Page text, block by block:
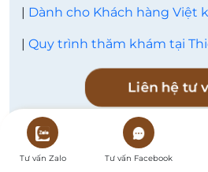
Dành cho Khách hàng Việt
Quy trình thăm khám tại
Liên hệ tư
Bài viết cùng
Tư vấn Zalo Tư vấn Facebook